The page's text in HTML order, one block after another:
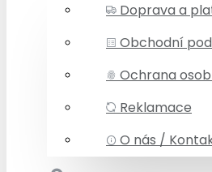
Doprava a
Obchodní
Ochrana
Reklamace
O nás /